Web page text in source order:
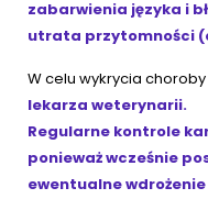
zabarwienia języka i
utrata przytomności
W celu wykrycia
lekarza weterynarii.
Regularne kontrole
ponieważ wcześnie
ewentualne